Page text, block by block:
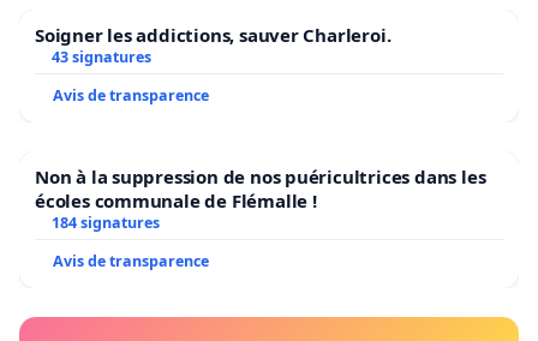
Soigner les addictions, sauver Charleroi.
43 signatures
Avis de transparence
Non à la suppression de nos puéricultrices dans les
écoles communale de Flémalle !
184 signatures
Avis de transparence